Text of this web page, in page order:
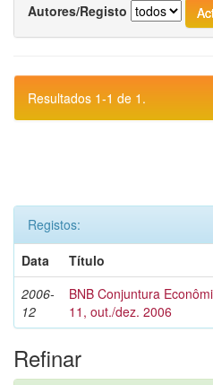
Autores/Registo
Resultados 1-1 de 1.
Registos:
Data
Título
2006-
12
BNB Conjuntura
11, out./dez. 2006
Refinar